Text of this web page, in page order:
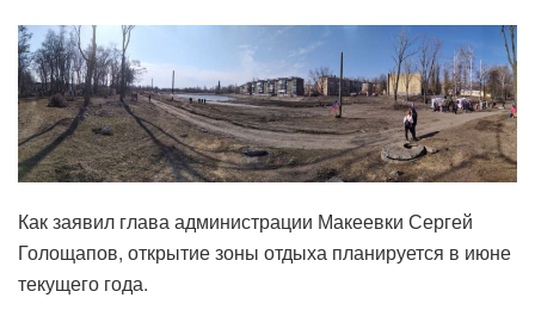
Как заявил глава администрации Макеевки Сергей
Голощапов, открытие зоны отдыха планируется в июне
текущего года.